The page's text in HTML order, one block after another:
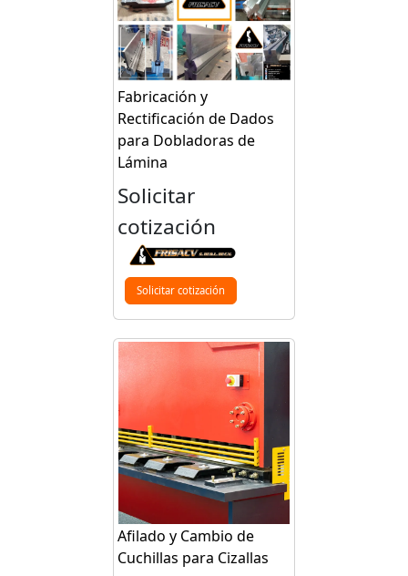
Fabricación y
Rectificación de Dados
para Dobladoras de
Lámina
Solicitar
cotización
Solicitar cotización
Afilado y Cambio de
Cuchillas para Cizallas